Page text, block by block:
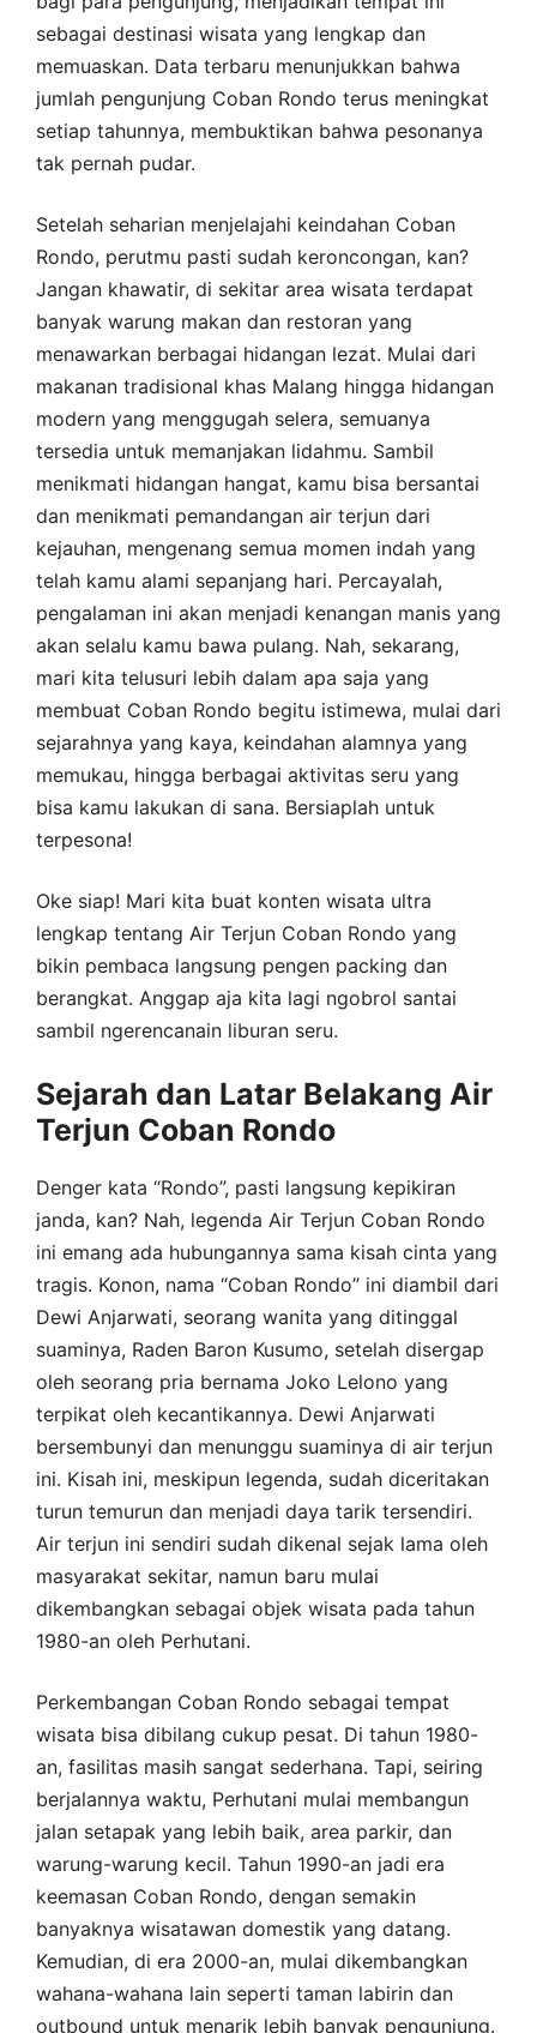
sebagai destinasi wisata yang lengkap dan
memuaskan. Data terbaru menunjukkan bahwa
jumlah pengunjung Coban Rondo terus meningkat
setiap tahunnya, membuktikan bahwa pesonanya
tak pernah pudar.
Setelah seharian menjelajahi keindahan Coban
Rondo, perutmu pasti sudah keroncongan, kan?
Jangan khawatir, di sekitar area wisata terdapat
banyak warung makan dan restoran yang
menawarkan berbagai hidangan lezat. Mulai dari
makanan tradisional khas Malang hingga hidangan
modern yang menggugah selera, semuanya
tersedia untuk memanjakan lidahmu. Sambil
menikmati hidangan hangat, kamu bisa bersantai
dan menikmati pemandangan air terjun dari
kejauhan, mengenang semua momen indah yang
telah kamu alami sepanjang hari. Percayalah,
pengalaman ini akan menjadi kenangan manis yang
akan selalu kamu bawa pulang. Nah, sekarang,
mari kita telusuri lebih dalam apa saja yang
membuat Coban Rondo begitu istimewa, mulai dari
sejarahnya yang kaya, keindahan alamnya yang
memukau, hingga berbagai aktivitas seru yang
bisa kamu lakukan di sana. Bersiaplah untuk
terpesona!
Oke siap! Mari kita buat konten wisata ultra
lengkap tentang Air Terjun Coban Rondo yang
bikin pembaca langsung pengen packing dan
berangkat. Anggap aja kita lagi ngobrol santai
sambil ngerencanain liburan seru.
Sejarah dan Latar Belakang Air
Terjun Coban Rondo
Denger kata “Rondo”, pasti langsung kepikiran
janda, kan? Nah, legenda Air Terjun Coban Rondo
ini emang ada hubungannya sama kisah cinta yang
tragis. Konon, nama “Coban Rondo” ini diambil dari
Dewi Anjarwati, seorang wanita yang ditinggal
suaminya, Raden Baron Kusumo, setelah disergap
oleh seorang pria bernama Joko Lelono yang
terpikat oleh kecantikannya. Dewi Anjarwati
bersembunyi dan menunggu suaminya di air terjun
ini. Kisah ini, meskipun legenda, sudah diceritakan
turun temurun dan menjadi daya tarik tersendiri.
Air terjun ini sendiri sudah dikenal sejak lama oleh
masyarakat sekitar, namun baru mulai
dikembangkan sebagai objek wisata pada tahun
1980-an oleh Perhutani.
Perkembangan Coban Rondo sebagai tempat
wisata bisa dibilang cukup pesat. Di tahun 1980-
an, fasilitas masih sangat sederhana. Tapi, seiring
berjalannya waktu, Perhutani mulai membangun
jalan setapak yang lebih baik, area parkir, dan
warung-warung kecil. Tahun 1990-an jadi era
keemasan Coban Rondo, dengan semakin
banyaknya wisatawan domestik yang datang.
Kemudian, di era 2000-an, mulai dikembangkan
wahana-wahana lain seperti taman labirin dan
outbound untuk menarik lebih banyak pengunjung.